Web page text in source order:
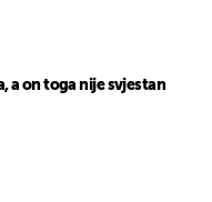
a on toga nije svjestan